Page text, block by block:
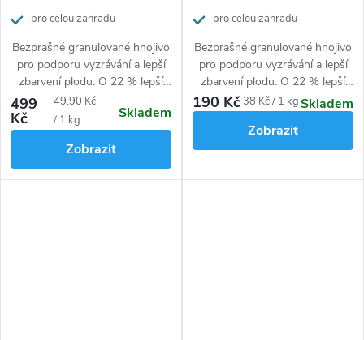
pro celou zahradu
Bezprašné granulované hnojivo
pro podporu vyzrávání a lepší
zbarvení plodu. O 22 % lepší
využitelnost živin pro ovoce,
zeleninu, chmel a okrasné
rostliny.
499
Kč
Měrná
cena:
49,90 Kč
/ 1 kg
Skladem
Zobrazit
pro celou zahradu
Bezprašné granulované hnojivo
pro podporu vyzrávání a lepší
zbarvení plodu. O 22 % lepší
využitelnost živin pro ovoce,
zeleninu, chmel a okrasné
rostliny.
190 Kč Měrná
38 Kč / 1 kgSkladem
Zobrazit